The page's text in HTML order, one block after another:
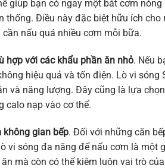
giúp bạn có ngay một bát cơm
thống. Điều này đặc biệt hữu ích
nấu quá nhiều cơm mỗi bữa.
hợp với các khẩu phần ăn nhỏ. Nếu
hiệu quả và tốn điện. Lò vi sóng
và năng lượng. Đây cũng là lựa
calo nạp vào cơ thể.
không gian bếp. Đối với những căn
vi sóng đa năng để nấu cơm là một
mà còn có thể kiêm luôn vai trò